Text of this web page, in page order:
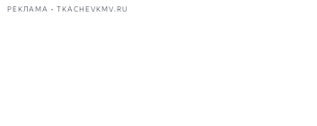
РЕКЛАМА • TKACHEVKMV.RU